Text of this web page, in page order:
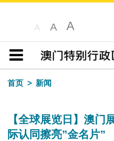
A A A
目录
首页
新闻
【全球展览日】澳门
际认同擦亮”金名片”